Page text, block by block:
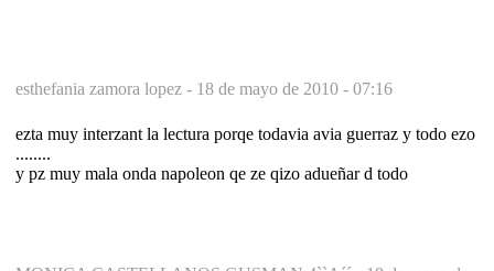
esthefania zamora lopez - 18 de mayo de 2010 - 07:16
ezta muy interzant la lectura porqe todavia avia guerraz y todo ezo
........
y pz muy mala onda napoleon qe ze qizo adueñar d todo